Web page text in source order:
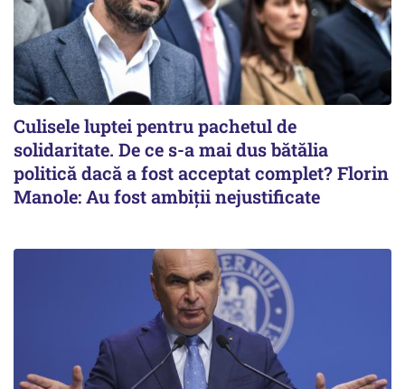
Culisele luptei pentru pachetul de
solidaritate. De ce s-a mai dus bătălia
politică dacă a fost acceptat complet? Florin
Manole: Au fost ambiții nejustificate